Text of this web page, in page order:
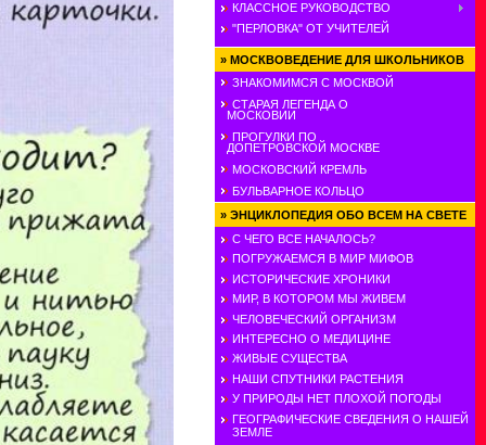
КЛАССНОЕ РУКОВОДСТВО
"ПЕРЛОВКА" ОТ УЧИТЕЛЕЙ
» МОСКВОВЕДЕНИЕ ДЛЯ ШКОЛЬНИКОВ
ЗНАКОМИМСЯ С МОСКВОЙ
СТАРАЯ ЛЕГЕНДА О
МОСКОВИИ
ПРОГУЛКИ ПО
ДОПЕТРОВСКОЙ МОСКВЕ
МОСКОВСКИЙ КРЕМЛЬ
БУЛЬВАРНОЕ КОЛЬЦО
» ЭНЦИКЛОПЕДИЯ ОБО ВСЕМ НА СВЕТЕ
С ЧЕГО ВСЕ НАЧАЛОСЬ?
ПОГРУЖАЕМСЯ В МИР МИФОВ
ИСТОРИЧЕСКИЕ ХРОНИКИ
МИР, В КОТОРОМ МЫ ЖИВЕМ
ЧЕЛОВЕЧЕСКИЙ ОРГАНИЗМ
ИНТЕРЕСНО О МЕДИЦИНЕ
ЖИВЫЕ СУЩЕСТВА
НАШИ СПУТНИКИ РАСТЕНИЯ
У ПРИРОДЫ НЕТ ПЛОХОЙ ПОГОДЫ
ГЕОГРАФИЧЕСКИЕ СВЕДЕНИЯ О НАШЕЙ
ЗЕМЛЕ